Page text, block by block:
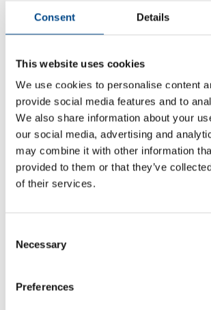
Consent Details
This website uses cookies
We use cookies to personalise content
provide social media features and to
We also share information about your
our social media, advertising and
may combine it with other information
provided to them or that they’ve
of their services.
Selection
Necessary
Preferences
Rendimento
dell'ingranaggio
Massimo. Gioco
degli ingranaggi
1.0 °DEG 1.5
Velocità di
ingresso
consigliata
3.000 U/min